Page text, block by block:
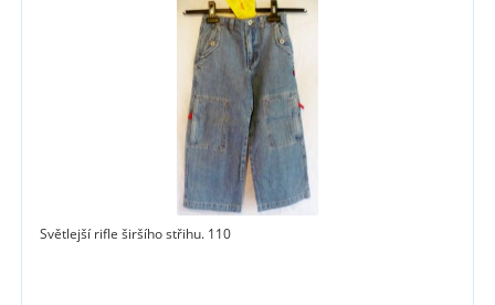
Světlejší rifle širšího střihu. 110